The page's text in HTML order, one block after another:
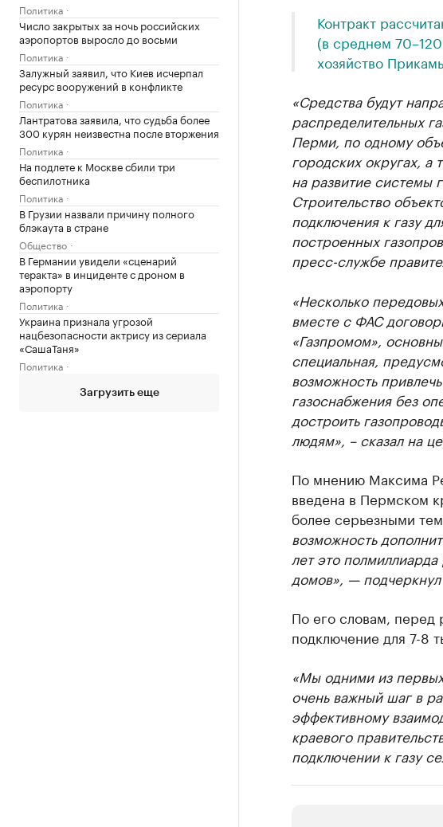
Политика
Число закрытых за ночь российских
аэропортов выросло до восьми
Политика
Залужный заявил, что Киев исчерпал
ресурс вооружений в конфликте
Политика
Лантратова заявила, что судьба более
300 курян неизвестна после вторжения
Политика
На подлете к Москве сбили три
беспилотника
Политика
В Грузии назвали причину полного
блэкаута в стране
Общество
В Германии увидели «сценарий
теракта» в инциденте с дроном в
аэропорту
Политика
Украина признала угрозой
нацбезопасности актрису из сериала
«СашаТаня»
Политика
Загрузить еще
Контракт
(в среднем
хозяйство
«Средства будут
распределительных
Перми, по одному
городских округах,
на развитие системы
Строительство
подключения к газу
построенных
пресс-службе
«Несколько
вместе с ФАС
«Газпромом»,
специальная,
возможность
газоснабжения без
достроить
людям», – сказал на
По мнению Максима
введена в Пермском
более серьезными
возможность
лет это
домов», — подчеркнул
По его словам, перед
подключение для 7-8
«Мы одними из
очень важный шаг в
эффективному
краевого
подключении к газу